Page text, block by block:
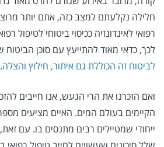
חלילה נקלעתם למצב כזה, אתם יותר
רפואי לאינדונזיה ככיסוי ביטוחי לטיפול
לכך, כדאי מאוד להתייעץ עם סוכן הביטוח
לביטוח זה הכוללת גם איתור, חילוץ והצלה.
ואם הזכרנו את הרי הגעש, אנו חייבים
הקיימים בעולם המים. האיים מציעים
ייחודי שמטיילים רבים מתנסים בו. עם